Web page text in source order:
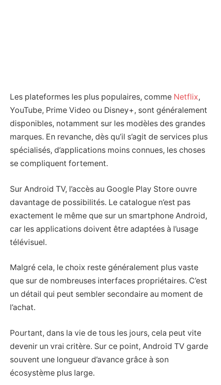
Les plateformes les plus populaires, comme Netflix,
YouTube, Prime Video ou Disney+, sont généralement
disponibles, notamment sur les modèles des grandes
marques. En revanche, dès qu’il s’agit de services plus
spécialisés, d’applications moins connues, les choses
se compliquent fortement.
Sur Android TV, l’accès au Google Play Store ouvre
davantage de possibilités. Le catalogue n’est pas
exactement le même que sur un smartphone Android,
car les applications doivent être adaptées à l’usage
télévisuel.
Malgré cela, le choix reste généralement plus vaste
que sur de nombreuses interfaces propriétaires. C’est
un détail qui peut sembler secondaire au moment de
l’achat.
Pourtant, dans la vie de tous les jours, cela peut vite
devenir un vrai critère. Sur ce point, Android TV garde
souvent une longueur d’avance grâce à son
écosystème plus large.